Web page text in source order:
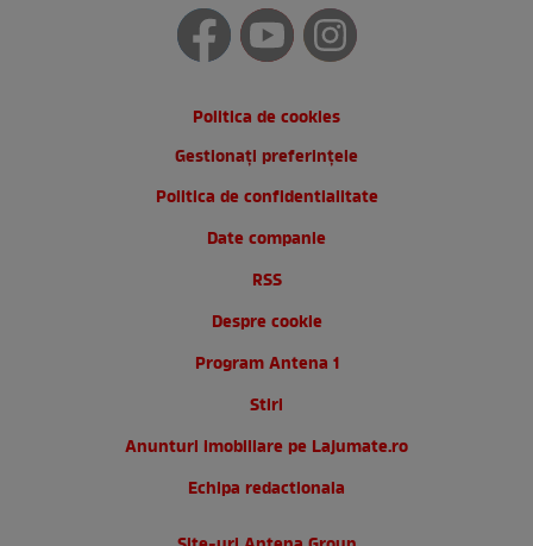
Politica de cookies
Gestionați preferințele
Politica de confidentialitate
Date companie
RSS
Despre cookie
Program Antena 1
Stiri
Anunturi imobiliare pe Lajumate.ro
Echipa redactionala